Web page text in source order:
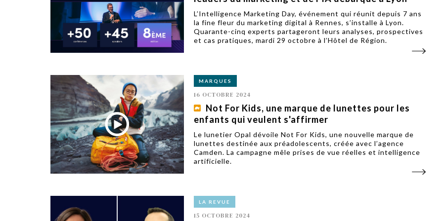
L’Intelligence Marketing Day, événement qui réunit depuis 7 ans
la fine fleur du marketing digital à Rennes, s’installe à Lyon.
Quarante-cinq experts partageront leurs analyses, prospectives
et cas pratiques, mardi 29 octobre à l’Hôtel de Région.
MARQUES
16 OCTOBRE 2024
Not For Kids, une marque de lunettes pour les
enfants qui veulent s'affirmer
Le lunetier Opal dévoile Not For Kids, une nouvelle marque de
lunettes destinée aux préadolescents, créée avec l’agence
Camden. La campagne mêle prises de vue réelles et intelligence
artificielle.
LA REVUE
15 OCTOBRE 2024